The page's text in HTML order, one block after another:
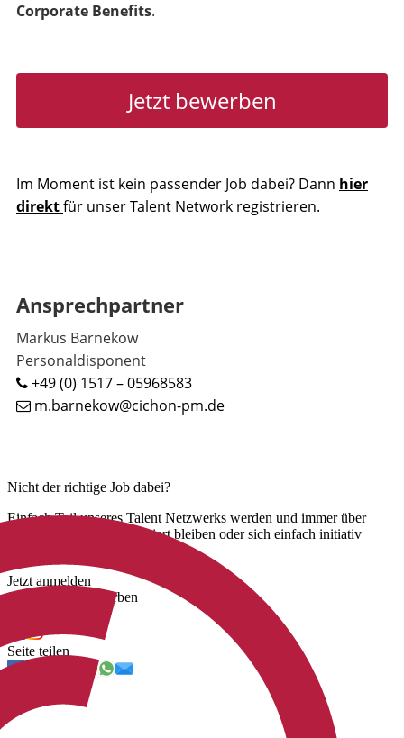
Corporate Benefits.
Jetzt bewerben
Im Moment ist kein passender Job dabei? Dann hier
direktfür unser Talent Network registrieren.
Ansprechpartner
Markus Barnekow
Personaldisponent
+49 (0) 1517 – 05968583
m.barnekow@cichon-pm.de
Nicht der richtige Job dabei?
Einfach Teil unseres Talent Netzwerks werden und immer über
unsere neuen Jobs informiert bleiben oder sich einfach initiativ
Jetzt anmelden
Jetzt initiativ bewerben
Seite teilen